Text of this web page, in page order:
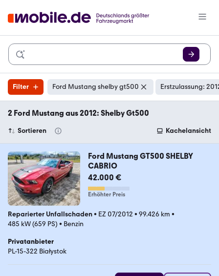
Filter Ford Mustang shelby gt500 Erstzulassung:
2 Ford Mustang aus 2012: Shelby Gt500
Sortieren Kachelansicht
Ford Mustang GT500 SHELBY
CABRIO
42.000 €
Erhöhter Preis
Reparierter Unfallschaden• EZ 07/2012 • 99.426 km •
485 kW (659 PS) • Benzin
Privatanbieter
PL-15-322 Białystok